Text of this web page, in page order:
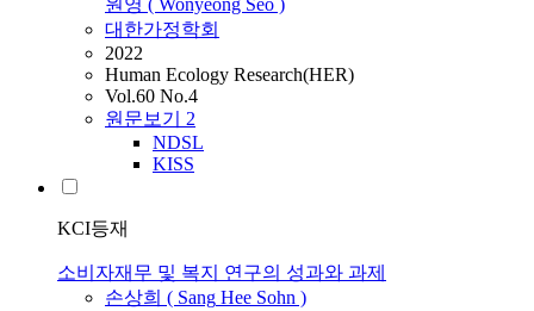
원영 ( Wonyeong Seo )
대한가정학회
2022
Human Ecology Research(HER)
Vol.60 No.4
원문보기 2
NDSL
KISS
KCI등재
소비자재무 및 복지 연구의 성과와 과제
손상희 ( Sang Hee Sohn )